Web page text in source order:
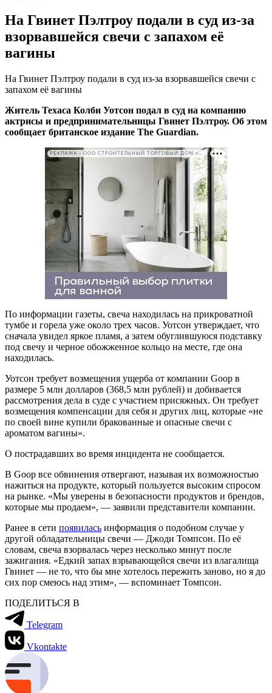
На Гвинет Пэлтроу подали в суд из-за
взорвавшейся свечи с запахом её
вагины
На Гвинет Пэлтроу подали в суд из-за взорвавшейся свечи с
запахом её вагины
Житель Техаса Колби Уотсон подал в суд на компанию
актрисы и предпринимательницы Гвинет Пэлтроу. Об этом
сообщает британское издание The Guardian.
РЕКЛАМА • ООО СТРОИТЕЛЬНЫЙ ТОРГОВЫЙ ДОМ «ПЕТРОВИЧ». ИНН: 7802348846
По информации газеты, свеча находилась на прикроватной
тумбе и горела уже около трех часов. Уотсон утверждает, что
сначала увидел яркое пламя, а затем обуглившуюся подставку
под свечу и черное обожженное кольцо на месте, где она
находилась.
Уотсон требует возмещения ущерба от компании Goop в
размере 5 млн долларов (368,5 млн рублей) и добивается
рассмотрения дела в суде с участием присяжных. Он требует
возмещения компенсации для себя и других лиц, которые «не
по своей вине купили бракованные и опасные свечи с
ароматом вагины».
О пострадавших во время инцидента не сообщается.
В Goop все обвинения отвергают, называя их возможностью
нажиться на продукте, который пользуется высоким спросом
на рынке. «Мы уверены в безопасности продуктов и брендов,
которые мы продаем», — заявили представители компании.
Ранее в сети появилась информация о подобном случае у
другой обладательницы свечи — Джоди Томпсон. По её
словам, свеча взорвалась через несколько минут после
зажигания. «Едкий запах взрывающейся свечи из влагалища
Гвинет — не то, что бы мне хотелось пережить заново, но я до
сих пор смеюсь над этим», — вспоминает Томпсон.
ПОДЕЛИТЬСЯ В
Telegram
Vkontakte